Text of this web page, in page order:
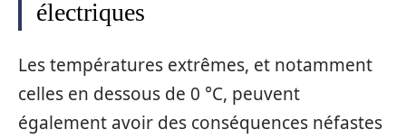
électriques
Les températures extrêmes, et notamment
celles en dessous de 0 °C, peuvent
également avoir des conséquences néfastes